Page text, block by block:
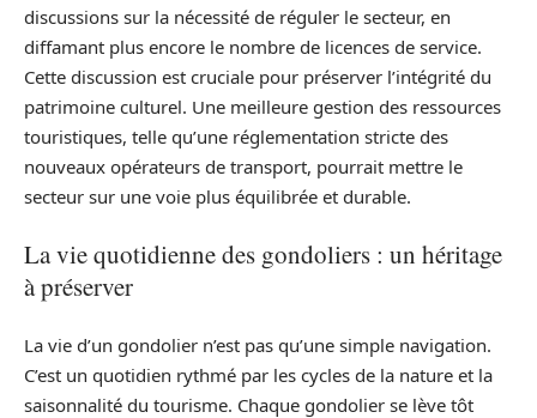
discussions sur la nécessité de réguler le secteur, en
diffamant plus encore le nombre de licences de service.
Cette discussion est cruciale pour préserver l’intégrité du
patrimoine culturel. Une meilleure gestion des ressources
touristiques, telle qu’une réglementation stricte des
nouveaux opérateurs de transport, pourrait mettre le
secteur sur une voie plus équilibrée et durable.
La vie quotidienne des gondoliers : un héritage
à préserver
La vie d’un gondolier n’est pas qu’une simple navigation.
C’est un quotidien rythmé par les cycles de la nature et la
saisonnalité du tourisme. Chaque gondolier se lève tôt